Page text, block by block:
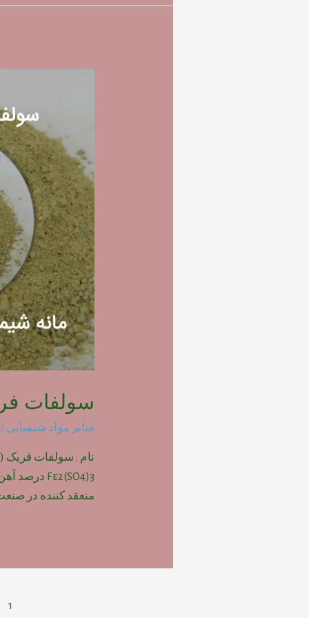
سولفات
سایر مواد شیمیایی /
نام : سولفات
منعقد کننده در صنعت
1